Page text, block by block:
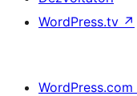
WordPress.tv ↗
WordPress.com